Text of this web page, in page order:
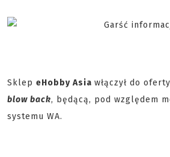
Sklep eHobby Asia włączył do
blow back, będącą, pod względem
systemu WA.